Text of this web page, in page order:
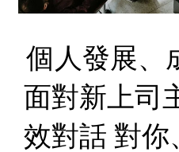
個人發展
面對新上司
效對話 對你